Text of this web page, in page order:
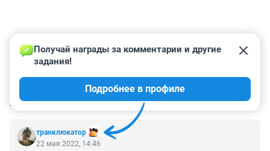
КОММЕНТАРИИ 31
транклюкатор
Получай награды за комментарии и другие
задания!
Подробнее в профиле
22 мая 2022, 14:46